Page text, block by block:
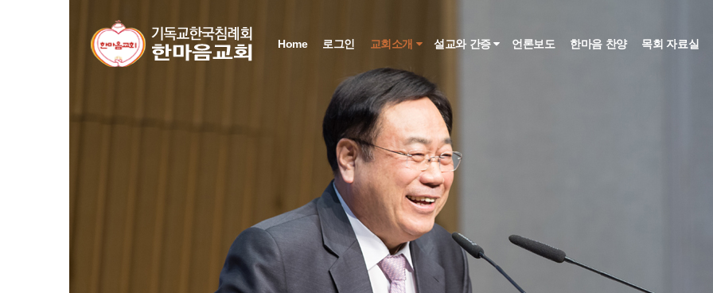
Home 로그인 교회소개 설교와 간증 언론보도 한마음 찬양 목회 자료실